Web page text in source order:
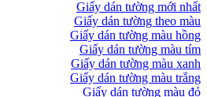
Giấy dán tường mới nhất
Giấy dán tường theo màu
Giấy dán tường màu hồng
Giấy dán tường màu tím
Giấy dán tường màu xanh
Giấy dán tường màu trắng
Giấy dán tường màu đỏ